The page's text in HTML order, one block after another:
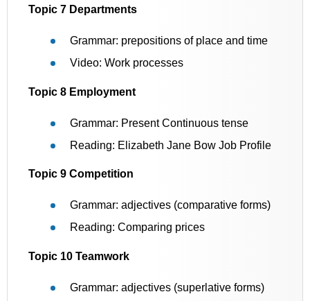
Topic 7 Departments
Grammar: prepositions of place and time
Video: Work processes
Topic 8 Employment
Grammar: Present Continuous tense
Reading: Elizabeth Jane Bow Job Profile
Topic 9 Competition
Grammar: adjectives (comparative forms)
Reading: Comparing prices
Topic 10 Teamwork
Grammar: adjectives (superlative forms)